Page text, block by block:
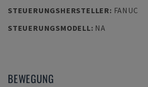
STEUERUNGSHERSTELLER: FANUC
STEUERUNGSMODELL: NA
BEWEGUNG